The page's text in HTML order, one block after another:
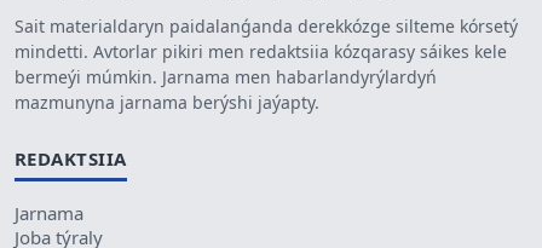
Sait materialdaryn paidalanǵanda derekkózge silteme kórsetý
mindetti. Avtorlar pikiri men redaktsiia kózqarasy sáikes kele
bermeýi múmkin. Jarnama men habarlandyrýlardyń
mazmunyna jarnama berýshi jaýapty.
REDAKTSIIA
Jarnama
Joba týraly